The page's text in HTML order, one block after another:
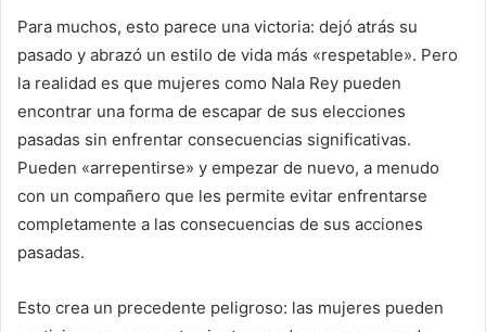
Para muchos, esto parece una victoria: dejó atrás su
pasado y abrazó un estilo de vida más «respetable». Pero
la realidad es que mujeres como Nala Rey pueden
encontrar una forma de escapar de sus elecciones
pasadas sin enfrentar consecuencias significativas.
Pueden «arrepentirse» y empezar de nuevo, a menudo
con un compañero que les permite evitar enfrentarse
completamente a las consecuencias de sus acciones
pasadas.
Esto crea un precedente peligroso: las mujeres pueden